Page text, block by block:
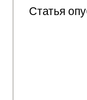
Статья